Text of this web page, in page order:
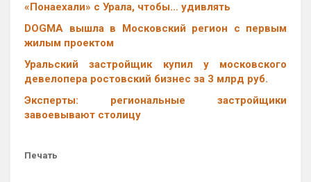
«Понаехали» с Урала, чтобы… удивлять
DOGMA вышла в Московский регион с первым
жилым проектом
Уральский застройщик купил у московского
девелопера ростовский бизнес за 3 млрд руб.
Эксперты: региональные застройщики
завоевывают столицу
Печать